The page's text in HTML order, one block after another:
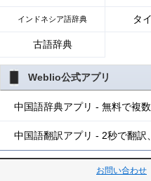
インドネシア語辞典 タ
古語辞典
Weblio公式アプリ
中国語辞典アプリ - 無料で複
中国語翻訳アプリ - 2秒で翻
お問い合わせ